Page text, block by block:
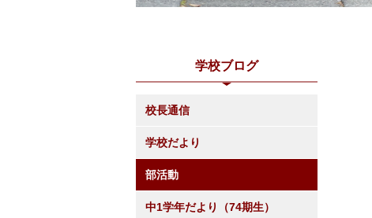
学校ブログ
校長通信
学校だより
部活動
中1学年だより（74期生）